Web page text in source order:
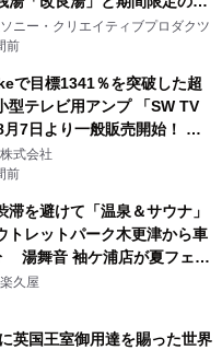
ション サウナイキタイコラ
も発売決定！
ニー・クリエイティブプロダクツ
前
で目標1341％を突破した超
型テレビ用アンプ 「SW TV
7日より一般販売開始！ ケ
つなぐだけ、テレビの音が
に
式会社
前
滞を避けて「温泉＆サウナ」
トレットパーク木更津から車
湯舞音 袖ケ浦店が夏フェア
を提供
久屋
英国王室御用達を賜った世界